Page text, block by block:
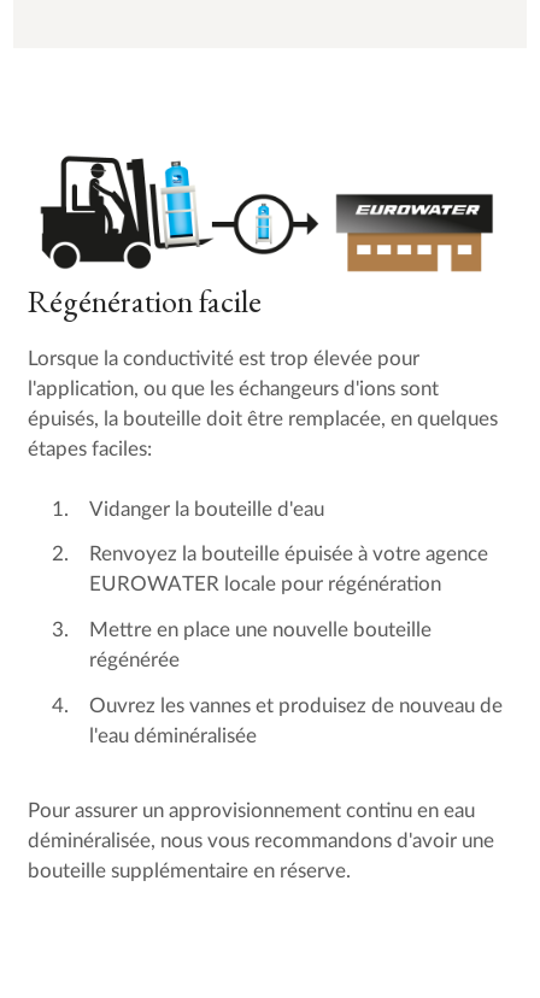
Régénération facile
Lorsque la conductivité est trop élevée pour
l'application, ou que les échangeurs d'ions sont
épuisés, la bouteille doit être remplacée, en quelques
étapes faciles:
Vidanger la bouteille d'eau
Renvoyez la bouteille épuisée à votre agence
EUROWATER locale pour régénération
Mettre en place une nouvelle bouteille
régénérée
Ouvrez les vannes et produisez de nouveau de
l'eau déminéralisée
Pour assurer un approvisionnement continu en eau
déminéralisée, nous vous recommandons d'avoir une
bouteille supplémentaire en réserve.